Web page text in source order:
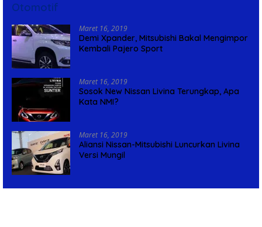
Otomotif
Maret 16, 2019
Demi Xpander, Mitsubishi Bakal Mengimpor
Kembali Pajero Sport
Maret 16, 2019
Sosok New Nissan Livina Terungkap, Apa
Kata NMI?
Maret 16, 2019
Aliansi Nissan-Mitsubishi Luncurkan Livina
Versi Mungil